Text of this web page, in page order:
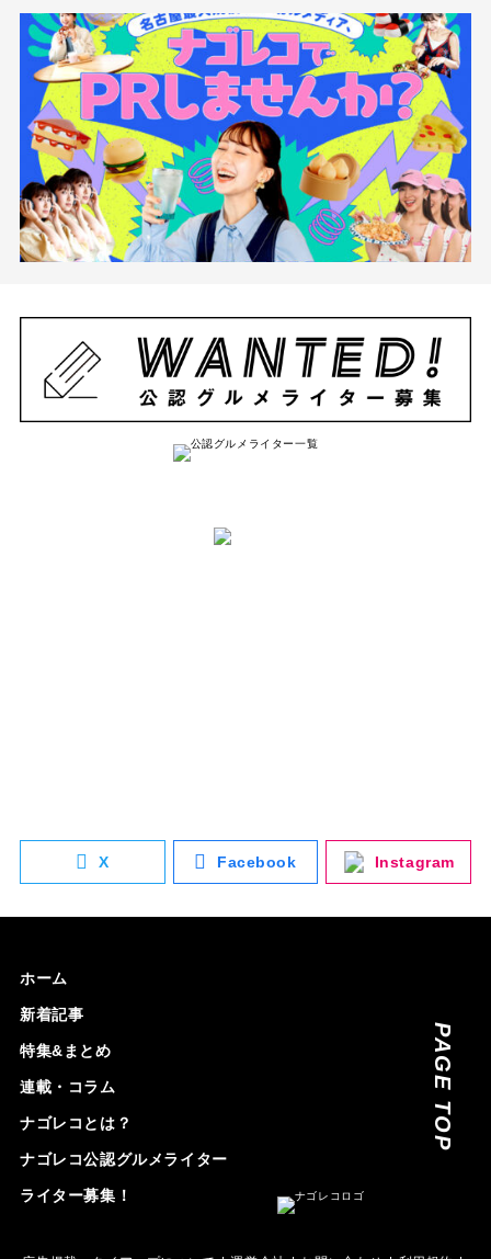
X Facebook Instagram
ホーム
新着記事
特集&まとめ
連載・コラム
ナゴレコとは？
ナゴレコ公認グルメライター
ライター募集！
PAGE TOP